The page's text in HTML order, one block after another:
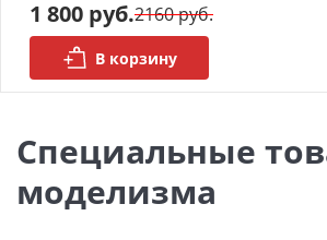
Органайзеры
Полки под краску
Деревянные ламели
1 800 руб.2160 руб.
В корзину
Специальные
моделизма